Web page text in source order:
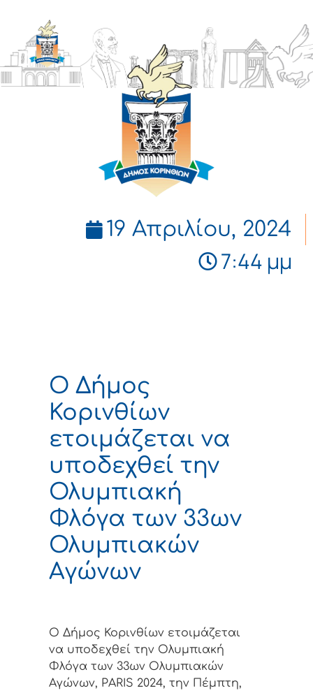
ΔΗΜΟΣ
ΚΟΡΙΝΘΙΩΝ
19 Απριλίου, 2024
7:44 μμ
Ο Δήμος
Κορινθίων
ετοιμάζεται να
υποδεχθεί την
Ολυμπιακή
Φλόγα των 33ων
Ολυμπιακών
Αγώνων
Ο Δήμος Κορινθίων ετοιμάζεται
να υποδεχθεί την Ολυμπιακή
Φλόγα των 33ων Ολυμπιακών
Αγώνων, PARIS 2024, την Πέμπτη,